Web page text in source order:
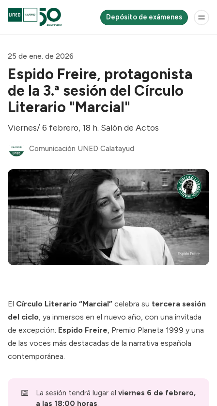
Depósito de exámenes
25 de ene. de 2026
Espido Freire, protagonista
de la 3.ª sesión del Círculo
Literario "Marcial"
Viernes/ 6 febrero, 18 h. Salón de Actos
Comunicación UNED Calatayud
El Círculo Literario “Marcial” celebra su tercera sesión
del ciclo, ya inmersos en el nuevo año, con una invitada
de excepción: Espido Freire, Premio Planeta 1999 y una
de las voces más destacadas de la narrativa española
contemporánea.
📅 La sesión tendrá lugar elviernes 6 de febrero,
a las 18:00 horas.